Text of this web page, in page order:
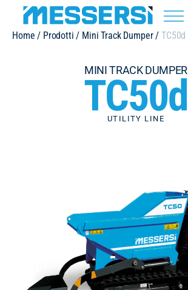
Home / Prodotti / Mini Track Dumper/ TC50d
MINI TRACK DUMPER
TC50d
UTILITY LINE